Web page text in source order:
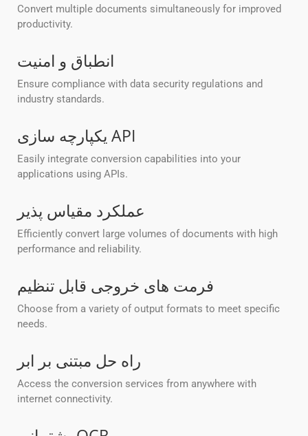
Convert multiple documents simultaneously for improved
productivity.
انطباق و امنیت
Ensure compliance with data security regulations and
industry standards.
یکپارچه سازی API
Easily integrate conversion capabilities into your
applications using APIs.
عملکرد مقیاس پذیر
Efficiently convert large volumes of documents with high
performance and reliability.
فرمت های خروجی قابل تنظیم
Choose from a variety of output formats to meet specific
needs.
راه حل مبتنی بر ابر
Access the conversion services from anywhere with
internet connectivity.